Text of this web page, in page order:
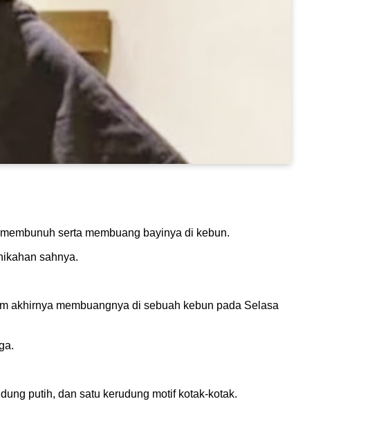
serta membuang bayinya di kebun.
sahnya.
akhirnya membuangnya di sebuah kebun pada Selasa
putih, dan satu kerudung motif kotak-kotak.